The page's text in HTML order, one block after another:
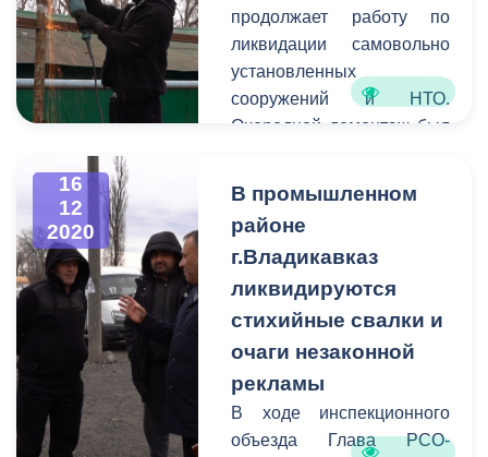
продолжает работу по
ликвидации самовольно
установленных
сооружений и НТО.
Очередной демонтаж был
Иристонской префектуры.
Несколько жильцов дома
самовольно установили
во дворе навес,
обозначив места для
дальнейшего
своих автомашин.
16
12
2020
В промышленном
районе
г.Владикавказ
ликвидируются
стихийные свалки и
очаги незаконной
рекламы
В ходе инспекционного
объезда Глава РСО-